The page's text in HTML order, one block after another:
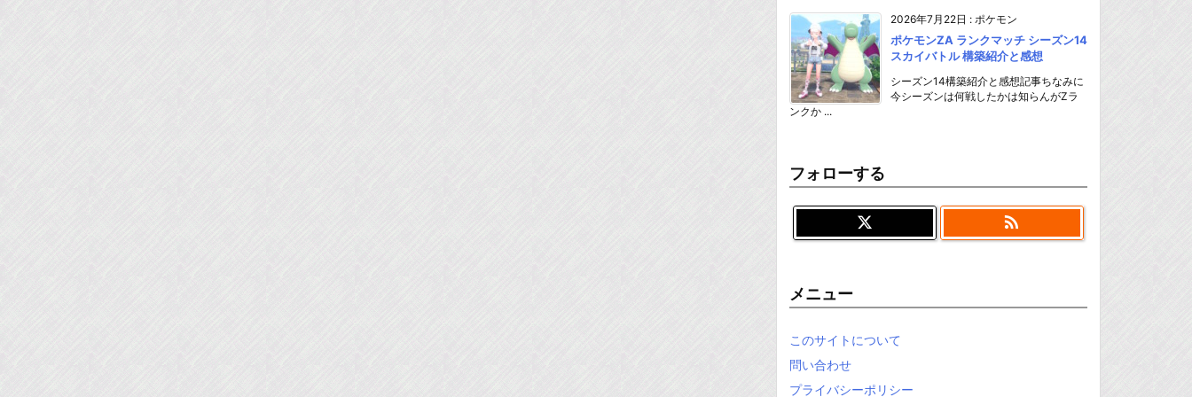
2026年7月22日 : ポケモン
ポケモンZA ランクマッチ シーズン14
スカイバトル 構築紹介と感想
シーズン14構築紹介と感想記事ちなみに
今シーズンは何戦したかは知らんがZラ
ンクか ...
フォローする

メニュー
このサイトについて
問い合わせ
プライバシーポリシー